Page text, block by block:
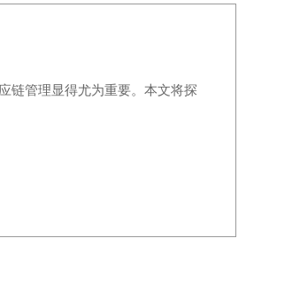
链管理显得尤为重要。本文将探